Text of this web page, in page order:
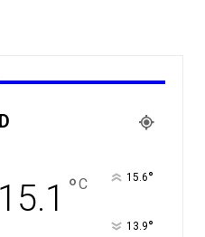
15.1 °C 15.6°
13.9°